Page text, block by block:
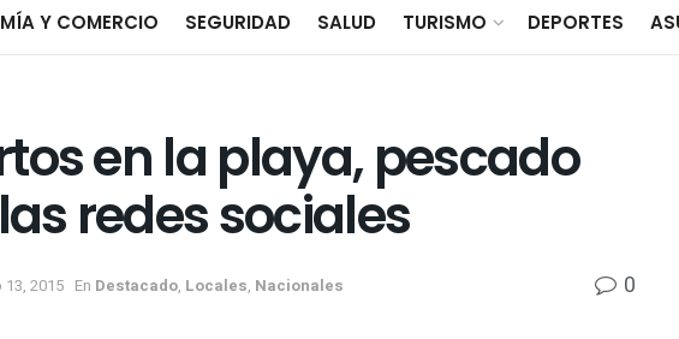
Y COMERCIO SEGURIDAD SALUD TURISMO DEPORTES
en la playa, pescado
redes sociales
13, 2015 En Destacado, Locales, Nacionales 0